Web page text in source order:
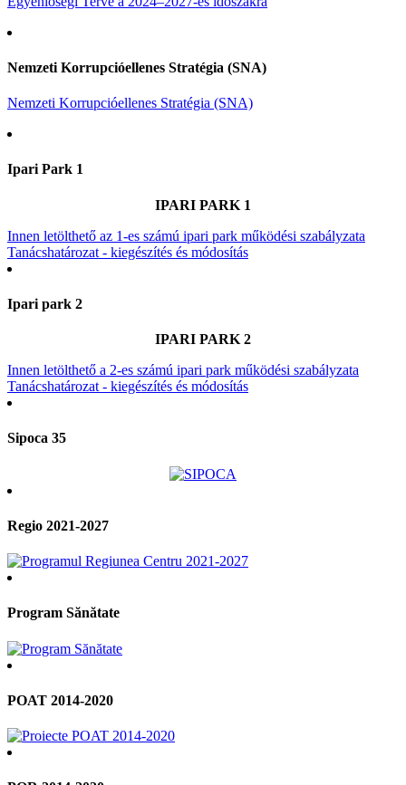
Nemzeti Korrupcióellenes Stratégia (SNA)
Nemzeti Korrupcióellenes Stratégia (SNA)
Ipari Park 1
IPARI PARK 1
Innen letölthető az 1-es számú ipari park működési szabályzata
Tanácshatározat - kiegészítés és módosítás
Ipari park 2
IPARI PARK 2
Innen letölthető a 2-es számú ipari park működési szabályzata
Tanácshatározat - kiegészítés és módosítás
Sipoca 35
Regio 2021-2027
Program Sănătate
POAT 2014-2020